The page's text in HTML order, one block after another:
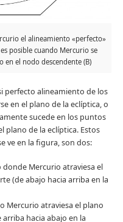
el alineamiento «perfecto»
posible cuando Mercurio se
en el nodo descendente (B)
perfecto alineamiento de los
en el plano de la eclíptica, o
sucede en los puntos
plano de la eclíptica. Estos
ve en la figura, son dos:
Mercurio atraviesa el
(de abajo hacia arriba en la
Mercurio atraviesa el plano
hacia abajo en la